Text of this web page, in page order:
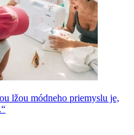
lžou módneho priemyslu je,